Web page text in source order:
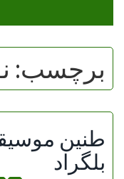
برچسب:
طنین
بلگراد